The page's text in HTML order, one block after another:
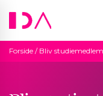
Forside / Bliv